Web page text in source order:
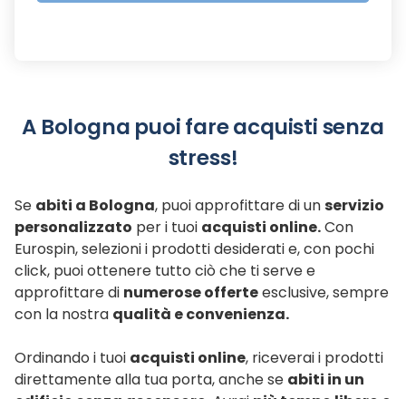
A Bologna puoi fare acquisti senza
stress!
Se abiti a Bologna, puoi approfittare di un servizio
personalizzato per i tuoi acquisti online.Con
Eurospin, selezioni i prodotti desiderati e, con pochi
click, puoi ottenere tutto ciò che ti serve e
approfittare di numerose offerteesclusive, sempre
con la nostra qualità e convenienza.
Ordinando i tuoi acquisti online, riceverai i prodotti
direttamente alla tua porta, anche se abiti in un